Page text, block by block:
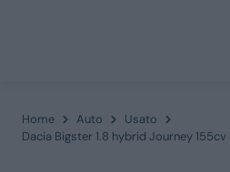
Home Auto
Usato
Dacia Bigster 1.8 hybrid Journey 155cv